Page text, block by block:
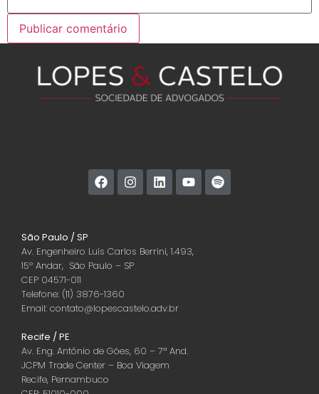
São Paulo / SP
Av. Engenheiro Luís Carlos Berrini, 1.493,
15º Andar, São Paulo – SP
CEP 04571-011
Telefone: (11) 3876-1360
Email: contato@lopescastelo.adv.br
Recife / PE
Av. Eng. Antônio de Góes, 60 – 7ª And.
JCPM Trade Center – Boa Viagem
Recife, Pernambuco